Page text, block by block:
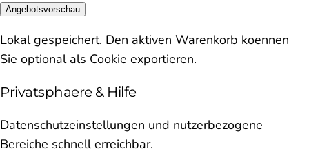
Angebotsvorschau
Lokal gespeichert. Den aktiven Warenkorb koennen
Sie optional als Cookie exportieren.
Privatsphaere & Hilfe
Datenschutzeinstellungen und nutzerbezogene
Bereiche schnell erreichbar.